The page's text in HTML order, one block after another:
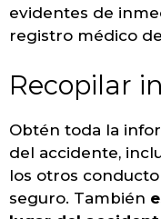
evidentes de
registro médico
Recopilar
Obtén toda la
del accidente,
los otros
seguro. También